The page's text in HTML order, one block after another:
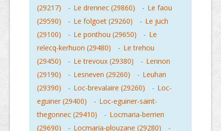
(29217)
- Le drennec (29860) - Le faou
(29590)
- Le folgoet (29260) - Le juch
(29100)
- Le ponthou (29650) - Le
relecq-kerhuon (29480)
- Le trehou
(29450)
- Le trevoux (29380) - Lennon
(29190)
- Lesneven (29260) - Leuhan
(29390)
- Loc-brevalaire (29260) - Loc-
eguiner (29400)
- Loc-eguiner-saint-
thegonnec (29410)
- Locmaria-berrien
(29690)
- Locmaria-plouzane (29280) -